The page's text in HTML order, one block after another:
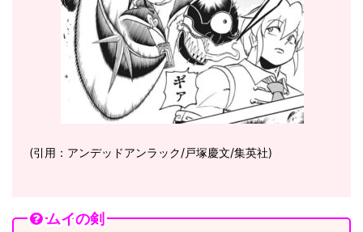
(引用：アンデッドアンラック/戸塚慶文/集英社)
ムイの剣